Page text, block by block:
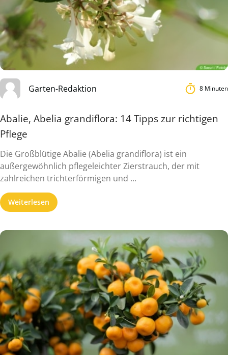
Garten-Redaktion 8 Minuten
Abalie, Abelia grandiflora: 14 Tipps zur richtigen
Pflege
Die Großblütige Abalie (Abelia grandiflora) ist ein
außergewöhnlich pflegeleichter Zierstrauch, der mit
zahlreichen trichterförmigen und ...
Weiterlesen